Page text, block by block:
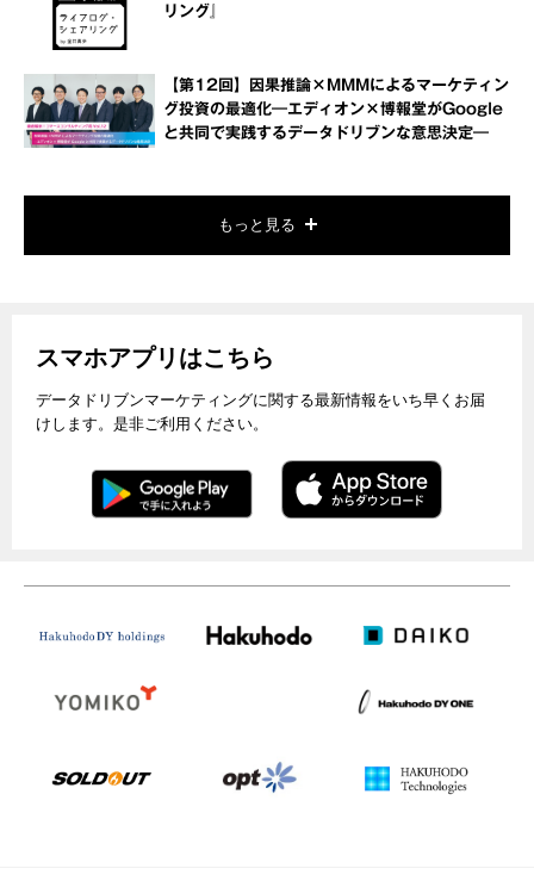
リング』
【第12回】因果推論×MMMによるマーケティン
グ投資の最適化―エディオン×博報堂がGoogle
と共同で実践するデータドリブンな意思決定―
もっと見る
スマホアプリはこちら
データドリブンマーケティングに関する最新情報をいち早くお届
けします。是非ご利用ください。